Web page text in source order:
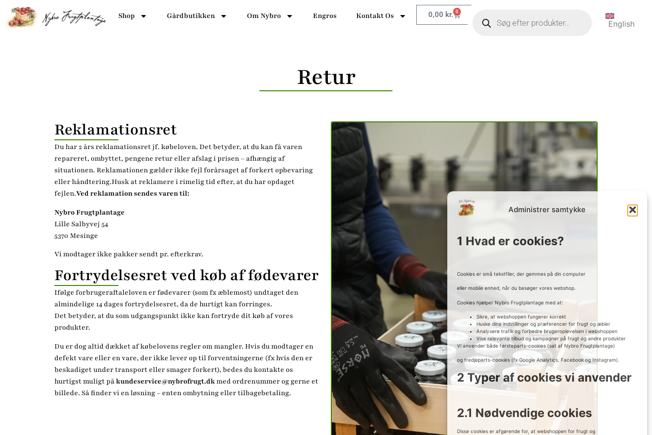
Administrer samtykke
1 Hvad er cookies?
Cookies er små tekstfiler, der gemmes på din computer
eller mobile enhed, når du besøger vores webshop.
Cookies hjælper Nybro Frugtplantage med at:
Sikre, at webshoppen fungerer korrekt
Huske dine indstillinger og præferencer for frugt og æbler
Analysere trafik og forbedre brugeroplevelsen i webshoppen
Vise relevante tilbud og kampagner på frugt og andre produkter
Vi anvender både førsteparts-cookies (sat af Nybro Frugtplantage)
og tredjeparts-cookies (fx Google Analytics, Facebook og Instagram).
2 Typer af cookies vi anvender
2.1 Nødvendige cookies
Disse cookies er afgørende for, at webshoppen for frugt og
Shop Gårdbutikken Om Nybro Engros Kontakt Os 0,00 kr. 0
English
Retur
Reklamationsret
Du har 2 års reklamationsret jf. købeloven. Det betyder, at du kan få varen
repareret, ombyttet, pengene retur eller afslag i prisen – afhængig af
situationen. Reklamationen gælder ikke fejl forårsaget af forkert opbevaring
eller håndtering.Husk at reklamere i rimelig tid efter, at du har opdaget
fejlen.Ved reklamation sendes varen til:
Nybro Frugtplantage
Lille Salbyvej 54
5370 Mesinge
Vi modtager ikke pakker sendt pr. efterkrav.
Fortrydelsesret ved køb af fødevarer
Ifølge forbrugeraftaleloven er fødevarer (som fx æblemost) undtaget den
almindelige 14 dages fortrydelsesret, da de hurtigt kan forringes.
Det betyder, at du som udgangspunkt ikke kan fortryde dit køb af vores
produkter.
Du er dog altid dækket af købelovens regler om mangler. Hvis du modtager en
defekt vare eller en vare, der ikke lever op til forventningerne (fx hvis den er
beskadiget under transport eller smager forkert), bedes du kontakte os
hurtigst muligt påkundeservice@nybrofrugt.dkmed ordrenummer og gerne et
billede. Så finder vi en løsning – enten ombytning eller tilbagebetaling.